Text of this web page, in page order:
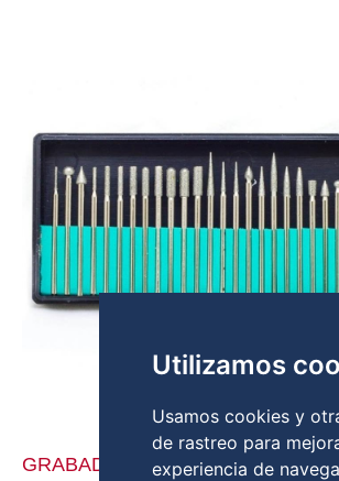
Utilizamos
Usamos cookies y
de rastreo para
experiencia de
GRABADO VIDRIO